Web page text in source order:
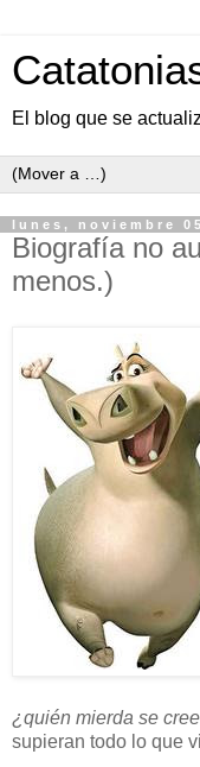
El blog que se
lunes, noviembre
Biografía no
menos.)
¿quién mierda se
supieran todo lo que